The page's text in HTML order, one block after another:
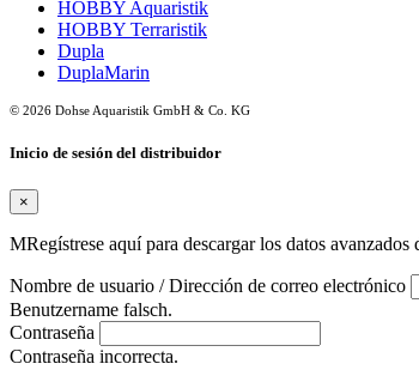
HOBBY Aquaristik
HOBBY Terraristik
Dupla
DuplaMarin
© 2026 Dohse Aquaristik GmbH & Co. KG
Inicio de sesión del distribuidor
×
MRegístrese aquí para descargar los datos
Nombre de usuario / Dirección de correo electrónico
Benutzername falsch.
Contraseña
Contraseña incorrecta.